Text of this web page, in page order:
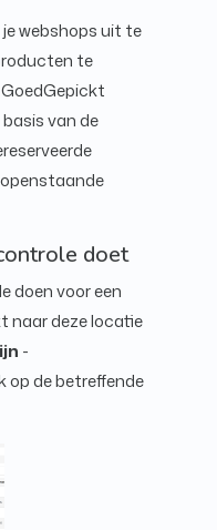
webshops uit te
te
van de
doet
doen voor een
naar deze locatie
-
op de betreffende